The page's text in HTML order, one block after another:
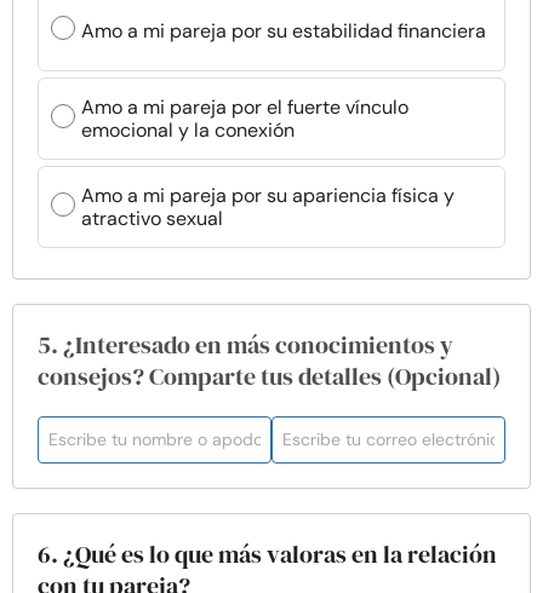
Amo a mi pareja por su estabilidad financiera
Amo a mi pareja por el fuerte vínculo
emocional y la conexión
Amo a mi pareja por su apariencia física y
atractivo sexual
5. ¿Interesado en más conocimientos y
consejos? Comparte tus detalles (Opcional)
6. ¿Qué es lo que más valoras en la relación
con tu pareja?